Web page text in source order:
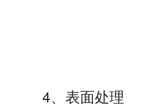
4、表面处理